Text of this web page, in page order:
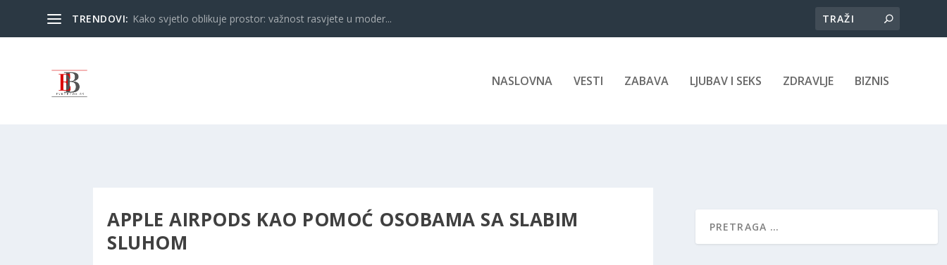
TRENDOVI: Kako svjetlo oblikuje prostor: važnost rasvjete u moder...
NASLOVNA VESTI ZABAVA LJUBAV I SEKS ZDRAVLJE BIZNIS
APPLE AIRPODS KAO POMOĆ OSOBAMA SA SLABIM
SLUHOM